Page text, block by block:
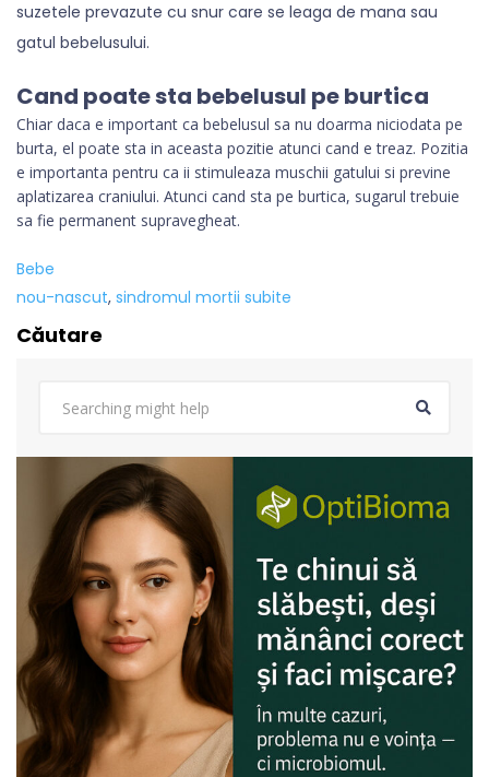
suzetele prevazute cu snur care se leaga de mana sau
gatul bebelusului.
Cand poate sta bebelusul pe burtica
Chiar daca e important ca bebelusul sa nu doarma niciodata pe
burta, el poate sta in aceasta pozitie atunci cand e treaz. Pozitia
e importanta pentru ca ii stimuleaza muschii gatului si previne
aplatizarea craniului. Atunci cand sta pe burtica, sugarul trebuie
sa fie permanent supravegheat.
Bebe
nou-nascut, sindromul mortii subite
Căutare